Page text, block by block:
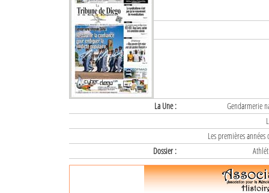
La Une :
Gendarmerie
Les premières
Dossier :